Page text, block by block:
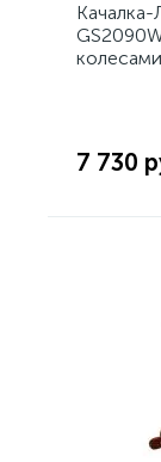
колесами
7 730